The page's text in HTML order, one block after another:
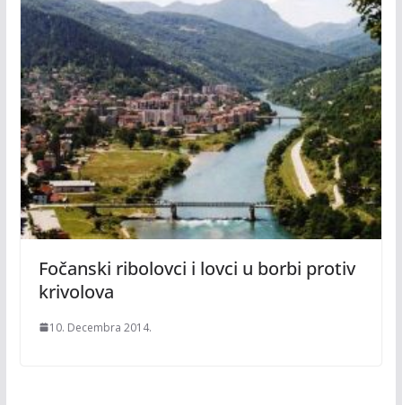
Fočanski ribolovci i lovci u borbi protiv
krivolova
10. Decembra 2014.